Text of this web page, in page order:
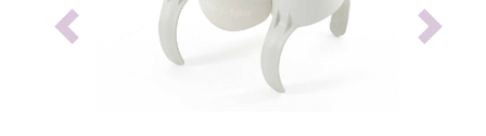
Previous Next